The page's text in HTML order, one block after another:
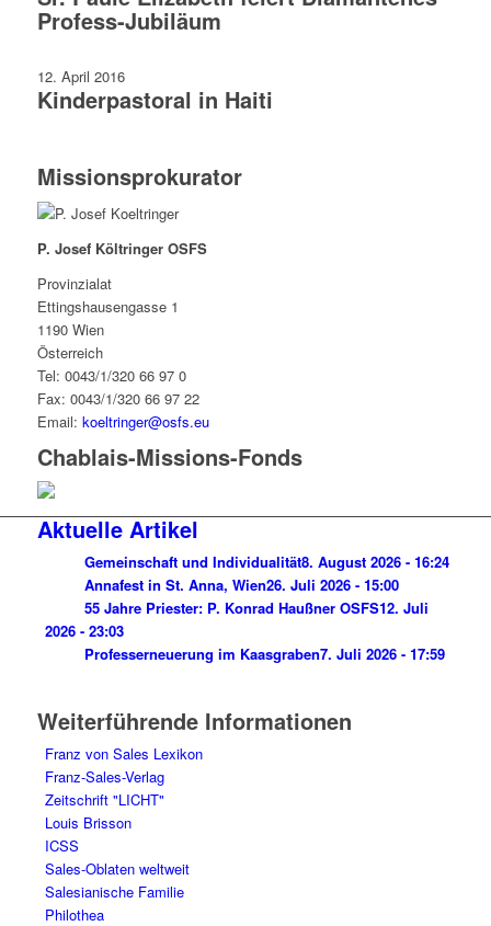
Profess-Jubiläum
12. April 2016
Kinderpastoral in Haiti
Missionsprokurator
P. Josef Költringer OSFS
Provinzialat
Ettingshausengasse 1
1190 Wien
Österreich
Tel: 0043/1/320 66 97 0
Fax: 0043/1/320 66 97 22
Email: koeltringer@osfs.eu
Chablais-Missions-Fonds
Aktuelle Artikel
Gemeinschaft und Individualität8. August 2026 - 16:24
Annafest in St. Anna, Wien26. Juli 2026 - 15:00
55 Jahre Priester: P. Konrad Haußner OSFS12. Juli
2026 - 23:03
Professerneuerung im Kaasgraben7. Juli 2026 - 17:59
Weiterführende Informationen
Franz von Sales Lexikon
Franz-Sales-Verlag
Zeitschrift "LICHT"
Louis Brisson
ICSS
Sales-Oblaten weltweit
Salesianische Familie
Philothea